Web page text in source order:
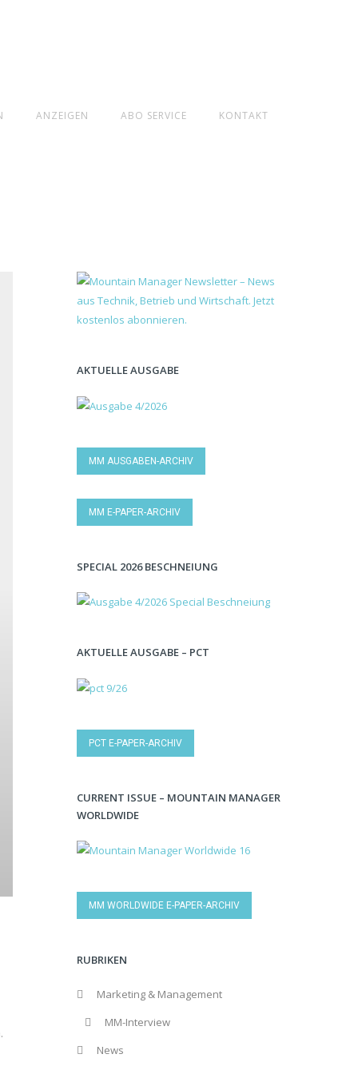
ANZEIGEN ABO SERVICE KONTAKT
AKTUELLE AUSGABE
MM AUSGABEN-ARCHIV
MM E-PAPER-ARCHIV
SPECIAL 2026 BESCHNEIUNG
AKTUELLE AUSGABE – PCT
PCT E-PAPER-ARCHIV
CURRENT ISSUE – MOUNTAIN MANAGER
WORLDWIDE
MM WORLDWIDE E-PAPER-ARCHIV
RUBRIKEN
Marketing & Management
MM-Interview
News